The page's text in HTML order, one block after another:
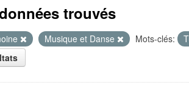
trouvés
Musique et Danse Mots-clés: